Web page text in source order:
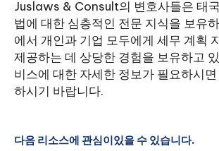
Juslaws & Consult의 변호사들은 태
법에 대한 심층적인 전문 지식을 보유
에서 개인과 기업 모두에게 세무 계획
제공하는 데 상당한 경험을 보유하고
비스에 대한 자세한 정보가 필요하시
하시기 바랍니다.
다음 리소스에 관심이있을 수 있습니다.